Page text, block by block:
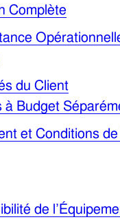
Complète
du Client
à Budget
et Conditions
de